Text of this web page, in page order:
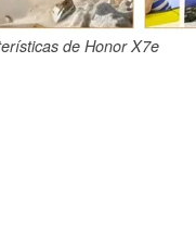
de Honor X7e